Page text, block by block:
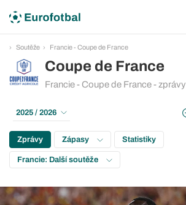
Soutěže Francie - Coupe de France
Coupe de France
Francie - Coupe de France - zprávy
2025 / 2026
Zprávy Zápasy Statistiky
Francie: Další soutěže